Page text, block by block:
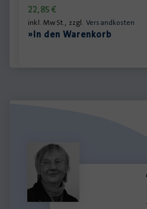
22,85€
inkl. MwSt., zzgl. Versandkosten
»In den Warenkorb